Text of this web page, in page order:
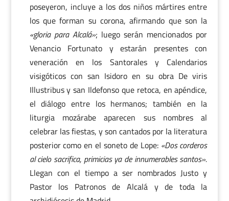
poseyeron, incluye a los dos niños mártires entre
los que forman su corona, afirmando que son la
«gloria para Alcalá»; luego serán mencionados por
Venancio Fortunato y estarán presentes con
veneración en los Santorales y Calendarios
visigóticos con san Isidoro en su obra De viris
Illustribus y san Ildefonso que retoca, en apéndice,
el diálogo entre los hermanos; también en la
liturgia mozárabe aparecen sus nombres al
celebrar las fiestas, y son cantados por la literatura
posterior como en el soneto de Lope: «Dos corderos
al cielo sacrifica, primicias ya de innumerables santos».
Llegan con el tiempo a ser nombrados Justo y
Pastor los Patronos de Alcalá y de toda la